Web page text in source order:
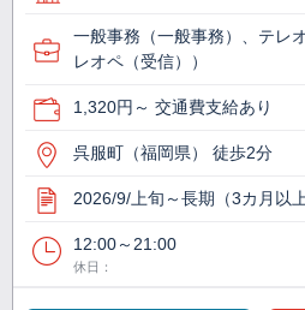
一般事務（一般事務）、テレ
レオペ（受信））
1,320円～ 交通費支給あり
呉服町（福岡県） 徒歩2分
2026/9/上旬～長期（3カ月以上
12:00～21:00
休日：